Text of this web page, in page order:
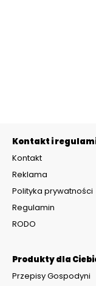
Kontakt i
Kontakt
Reklama
Polityka prywatności
Regulamin
RODO
Produkty dla
Przepisy Gospodyni